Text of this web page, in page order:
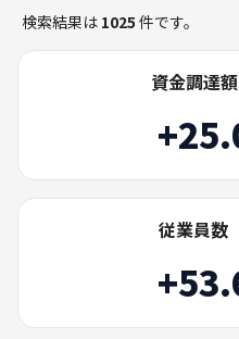
検索結果は 1025 件です。
資金調達額
従業員数